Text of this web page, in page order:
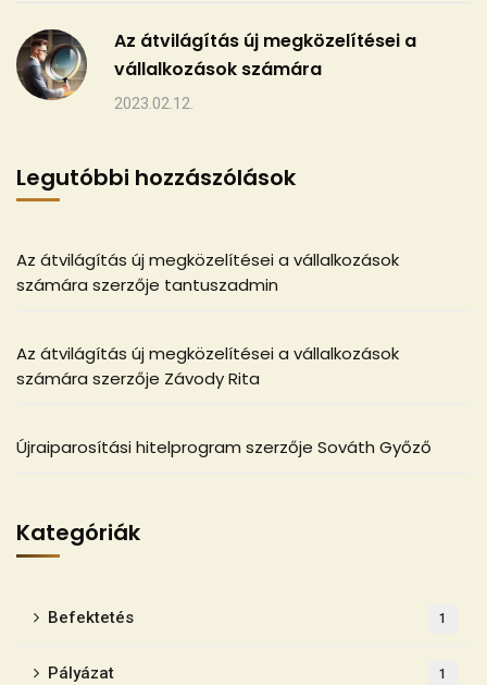
Az átvilágítás új megközelítései a
vállalkozások számára
2023.02.12.
Legutóbbi hozzászólások
Az átvilágítás új megközelítései a vállalkozások
számára szerzője tantuszadmin
Az átvilágítás új megközelítései a vállalkozások
számára szerzője Závody Rita
Újraiparosítási hitelprogram szerzője Sováth Győző
Kategóriák
Befektetés 1
Pályázat 1